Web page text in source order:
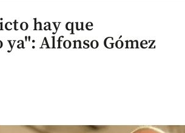
hay que
Alfonso Gómez